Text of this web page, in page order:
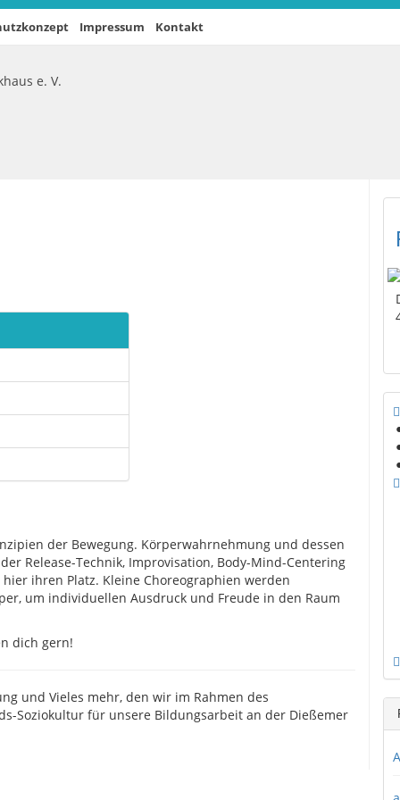
Impressum Kontakt
der Bewegung. Körperwahrnehmung und dessen
Release-Technik, Improvisation, Body-Mind-Centering
ihren Platz. Kleine Choreographien werden
um individuellen Ausdruck und Freude in den Raum
dich gern!
und Vieles mehr, den wir im Rahmen des
Soziokultur für unsere Bildungsarbeit an der Dießemer